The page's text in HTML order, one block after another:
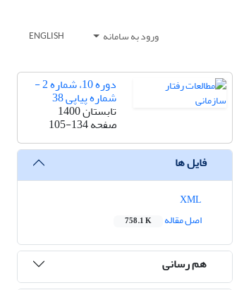
ورود به سامانه ENGLISH
دوره 10، شماره 2 -
شماره پیاپی 38
تابستان 1400
صفحه105-134
فایل ها
اصل مقاله
758.1 K
هم رسانی